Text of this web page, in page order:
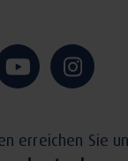
erreichen Sie